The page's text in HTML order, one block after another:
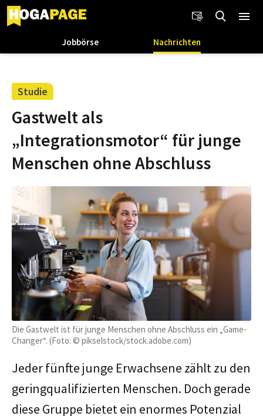
Jobbörse Nachrichten
Studie
Gastwelt als
„Integrationsmotor“ für junge
Menschen ohne Abschluss
Die Gastwelt ist für junge Menschen ohne Abschluss ein „Game-
Changer“. (Foto: © pikselstock/stock.adobe.com)
Jeder fünfte junge Erwachsene zählt zu den
geringqualifizierten Menschen. Doch gerade
diese Gruppe bietet ein enormes Potenzial